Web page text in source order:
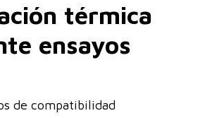
térmica
ensayos
de compatibilidad